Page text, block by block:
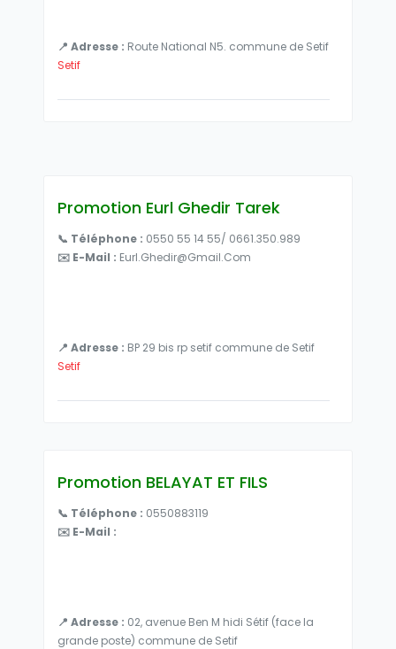
📍 Adresse : Route National N5. commune de Setif
Setif
Promotion Eurl Ghedir Tarek
📞 Téléphone : 0550 55 14 55/ 0661.350.989
✉️ E-Mail : Eurl.ghedir@Gmail.com
📍 Adresse : BP 29 bis rp setif commune de Setif
Setif
Promotion BELAYAT ET FILS
📞 Téléphone : 0550883119
✉️ E-Mail :
📍 Adresse : 02, avenue Ben M hidi Sétif (face la
grande poste) commune de Setif